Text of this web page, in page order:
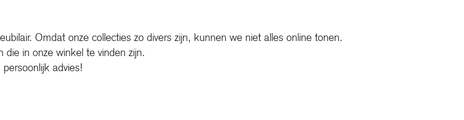
Omdat onze collecties zo divers zijn, kunnen we niet alles online tonen.
in onze winkel te vinden zijn.
advies!